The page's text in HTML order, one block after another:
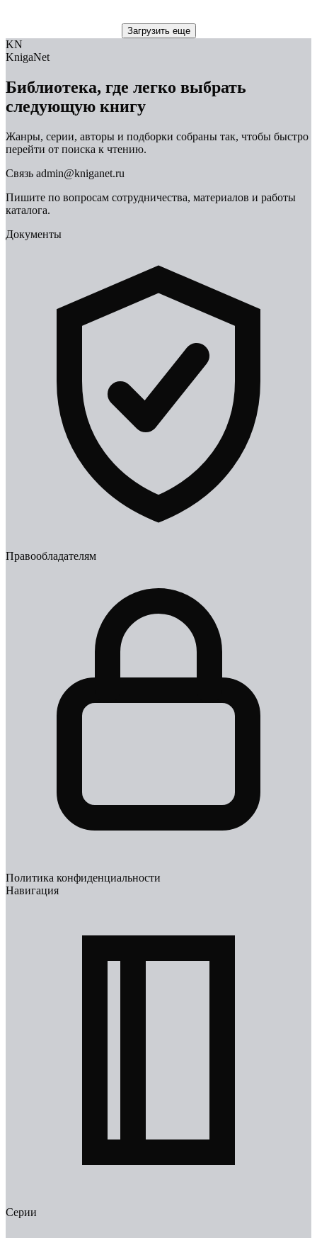
Загрузить еще
KN
KnigaNet
Библиотека, где легко выбрать
следующую книгу
Жанры, серии, авторы и подборки собраны так, чтобы быстро
перейти от поиска к чтению.
Связь admin@kniganet.ru
Пишите по вопросам сотрудничества, материалов и работы
каталога.
Документы
Правообладателям
Политика конфиденциальности
Навигация
Серии